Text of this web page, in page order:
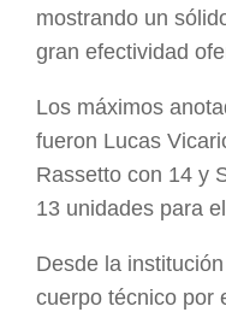
mostrando un
gran efectividad
Los máximos
fueron Lucas
Rassetto con 14 y
13 unidades para
Desde la
cuerpo técnico por